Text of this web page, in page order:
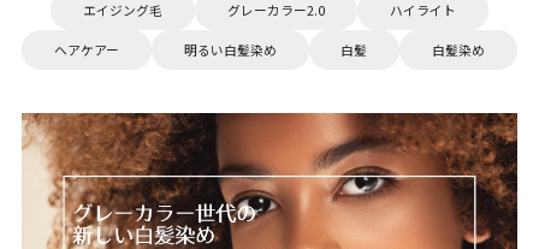
エイジング毛 グレーカラー2.0 ハイライト
ヘアケアー 明るい白髪染め 白髪 白髪染め